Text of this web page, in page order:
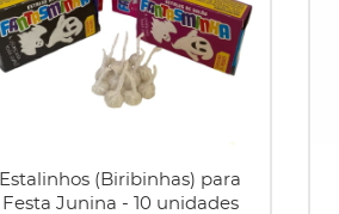
Estalinhos (Biribinhas) para
Festa Junina - 10 unidades